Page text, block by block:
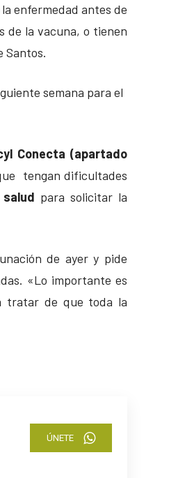
enfermedad antes de
de la vacuna, o tienen
Santos.
semana para el
Conecta (apartado
tengan dificultades
para solicitar la
de ayer y pide
«Lo importante es
tratar de que toda la
ÚNETE